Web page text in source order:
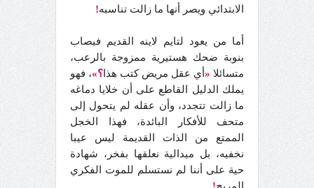
الابتدائي ويصر أنها ما زالت تناسبه!
أما من يعود لتايم لاينه القديم فيصاب
بنوبة ضحك هستيرية ممزوجة بالرعب،
متسائلا « أي عقل مريض كتب هذا ؟»، فهو
يملك الدليل القاطع على أن خلايا دماغه
ما زالت تتجدد، وأن عقله لم يتحول إلى
متحف للأفكار البائدة، فهذا الخجل
الممتع من الذات القديمة ليس عيبا
نخفيه، بل ميدالية نعلقها بفخر، شهادة
حية على أننا لم نستسلم للموت الفكري